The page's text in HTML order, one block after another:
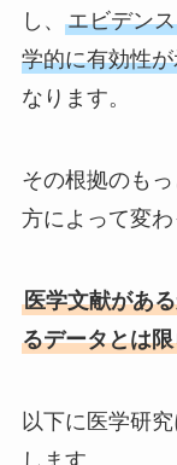
し、 エビデン
学的に有効性
なります。
その根拠のも
方によって変
医学文献があ
るデータとは
以下に医学研
します。